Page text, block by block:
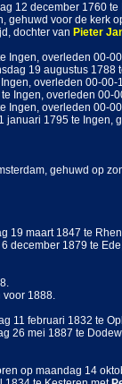
12 december 1760
gehuwd voor de kerk
dochter van Pieter
Ingen, overleden 00-
19 augustus
overleden 00-00-
Ingen, overleden 00-
Ingen, overleden 00-
januari 1795 te Ingen,
gehuwd op
19 maart 1847 te
december 1879 te
voor 1888.
11 februari 1832 te
26 mei 1887 te
op maandag 14